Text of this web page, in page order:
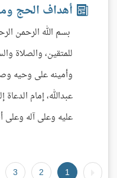
أهداف الحج
بسم الله الرحمن
للمتقين، والصلاة
وأمينه على وحيه
عبدالله، إمام
عليه وعلى آله
1
2
3